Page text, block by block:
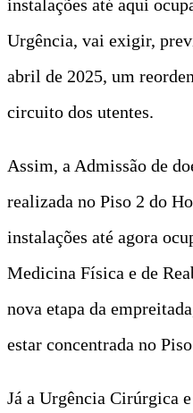
instalações até aqui
Urgência, vai exigir,
abril de 2025, um
circuito dos utentes.
Assim, a Admissão de
realizada no Piso 2 do
instalações até agora
Medicina Física e de
nova etapa da
estar concentrada no
Já a Urgência Cirúrgica